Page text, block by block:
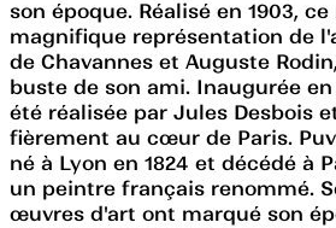
son époque. Réalisé en 1903,
magnifique représentation de
de Chavannes et Auguste
buste de son ami. Inaugurée en
été réalisée par Jules Desbois
fièrement au cœur de Paris.
né à Lyon en 1824 et décédé à
un peintre français renommé.
œuvres d'art ont marqué son